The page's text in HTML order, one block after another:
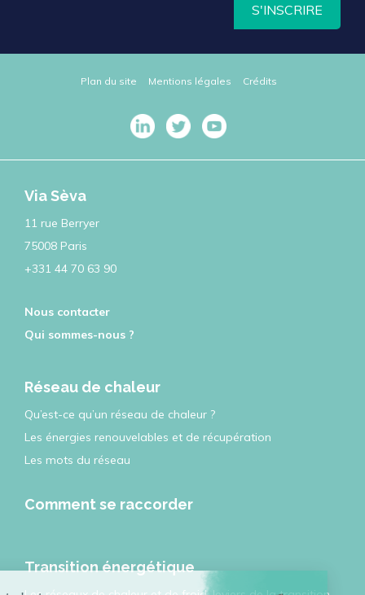
S'INSCRIRE
Plan du site Mentions légales Crédits
Via Sèva
11 rue Berryer
75008 Paris
+331 44 70 63 90
Nous contacter
Qui sommes-nous ?
Réseau de chaleur
Qu’est-ce qu’un réseau de chaleur ?
Les énergies renouvelables et de récupération
Les mots du réseau
Comment se raccorder
Transition énergétique